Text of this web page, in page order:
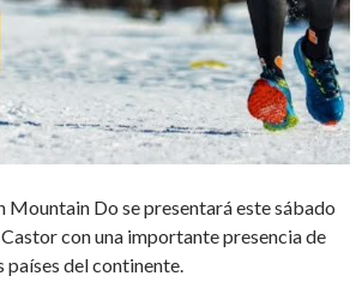
Mountain Do se presentará este sábado
con una importante presencia de
del continente.